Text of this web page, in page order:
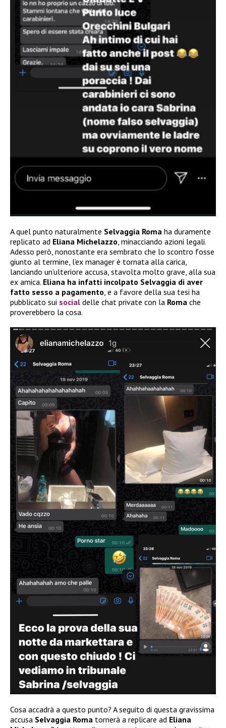
A quel punto naturalmente Selvaggia Roma ha duramente
replicato ad Eliana Michelazzo, minacciando azioni legali.
Adesso però, nonostante era sembrato che lo scontro fosse
giunto al termine, l’ex manager è tornata alla carica,
lanciando un’ulteriore accusa, stavolta molto grave, alla sua
ex amica. Eliana ha infatti incolpato Selvaggia di aver
fatto sesso a pagamento, e a favore della sua tesi ha
pubblicato sui social delle chat private con la Roma che
proverebbero la cosa.
Cosa accadrà a questo punto? A seguito di questa gravissima
accusa Selvaggia Roma tornerà a replicare ad Eliana